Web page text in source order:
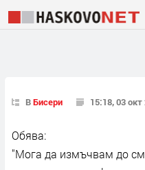
ВБисери 15:18, 03 окт
Обява:
"Мога да измъчвам до